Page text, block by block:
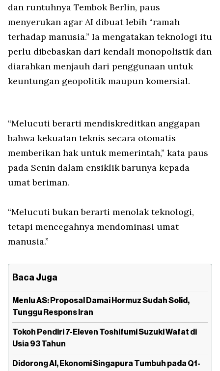
dan runtuhnya Tembok Berlin, paus
menyerukan agar AI dibuat lebih “ramah
terhadap manusia.” Ia mengatakan teknologi itu
perlu dibebaskan dari kendali monopolistik dan
diarahkan menjauh dari penggunaan untuk
keuntungan geopolitik maupun komersial.
“Melucuti berarti mendiskreditkan anggapan
bahwa kekuatan teknis secara otomatis
memberikan hak untuk memerintah,” kata paus
pada Senin dalam ensiklik barunya kepada
umat beriman.
“Melucuti bukan berarti menolak teknologi,
tetapi mencegahnya mendominasi umat
manusia.”
Baca Juga
Menlu AS: Proposal Damai Hormuz Sudah Solid,
Tunggu Respons Iran
Tokoh Pendiri 7-Eleven Toshifumi Suzuki Wafat di
Usia 93 Tahun
Didorong AI, Ekonomi Singapura Tumbuh pada Q1-